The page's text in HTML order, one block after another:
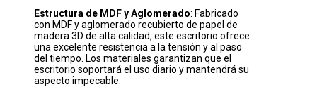
Estructura de MDF y Aglomerado: Fabricado
con MDF y aglomerado recubierto de papel de
madera 3D de alta calidad, este escritorio ofrece
una excelente resistencia a la tensión y al paso
del tiempo. Los materiales garantizan que el
escritorio soportará el uso diario y mantendrá su
aspecto impecable.